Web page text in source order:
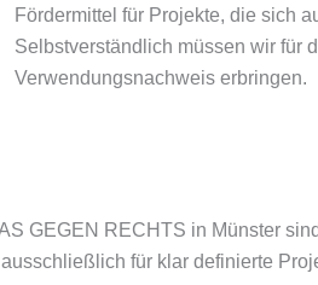
Fördermittel für Projekte, die sich
Selbstverständlich müssen wir für
Verwendungsnachweis erbringen.
GEGEN RECHTS in Münster
für klar definierte